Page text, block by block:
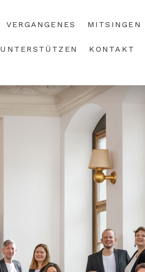
VERGANGENES MITSINGEN
UNTERSTÜTZEN KONTAKT